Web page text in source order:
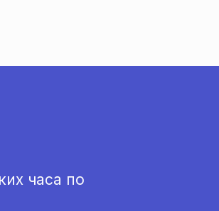
часа по